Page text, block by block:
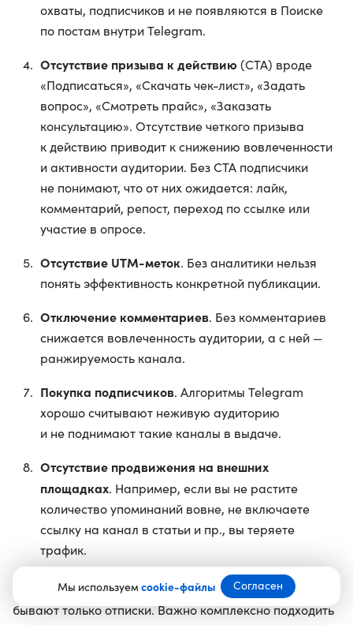
Мы используемcookie-файлы Согласен
охваты, подписчиков и не появляются в Поиске
по постам внутри Telegram.
Отсутствие призыва к действию(CTA) вроде
«Подписаться», «Скачать чек-лист», «Задать
вопрос», «Смотреть прайс», «Заказать
консультацию». Отсутствие четкого призыва
к действию приводит к снижению вовлеченности
и активности аудитории. Без CTA подписчики
не понимают, что от них ожидается: лайк,
комментарий, репост, переход по ссылке или
участие в опросе.
Отсутствие UTM-меток. Без аналитики нельзя
понять эффективность конкретной публикации.
Отключение комментариев. Без комментариев
снижается вовлеченность аудитории, а с ней —
ранжируемость канала.
Покупка подписчиков. Алгоритмы Telegram
хорошо считывают неживую аудиторию
и не поднимают такие каналы в выдаче.
Отсутствие продвижения на внешних
площадках. Например, если вы не растите
количество упоминаний вовне, не включаете
ссылку на канал в статьи и пр., вы теряете
трафик.
И не забывайте: по большому счету, органическими
бывают только отписки. Важно комплексно подходить